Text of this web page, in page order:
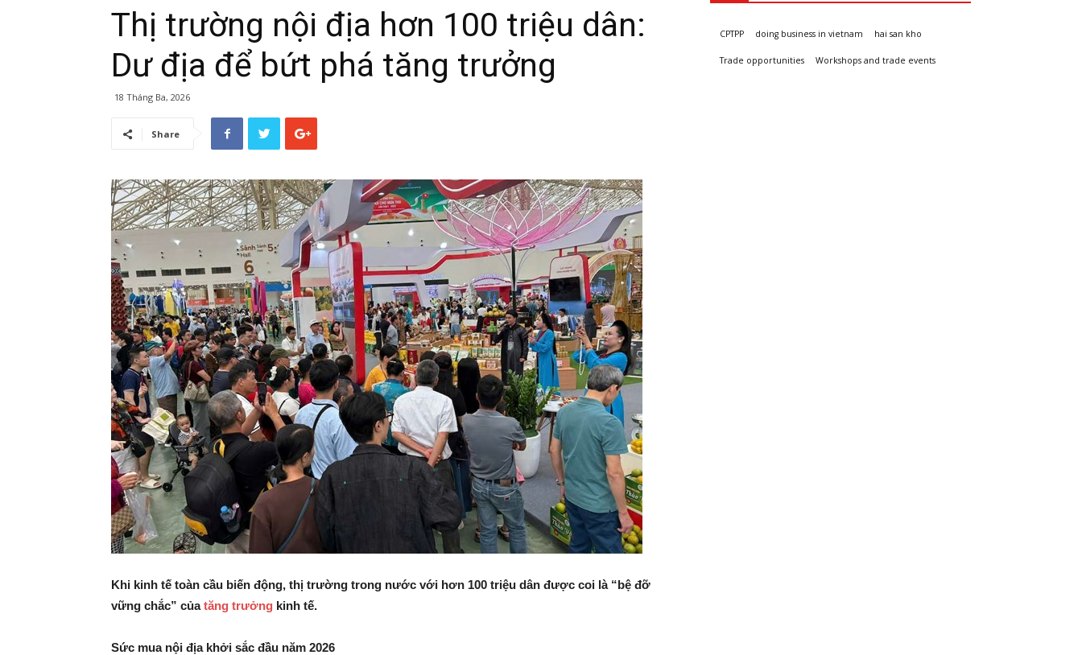
Thị trường nội địa hơn 100 triệu dân:
Dư địa để bứt phá tăng trưởng
18 Tháng Ba, 2026
Share
Khi kinh tế toàn cầu biến động, thị trường trong nước với hơn 100 triệu dân được coi là “bệ đỡ
vững chắc” củatăng trưởng kinh tế.
Sức mua nội địa khởi sắc đầu năm 2026
CPTPP doing business in vietnam hai san kho
Trade opportunities Workshops and trade events